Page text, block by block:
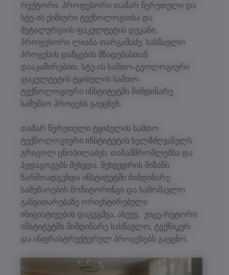
რექტორი, პროფესორი თამარ წერეთელი და
სტუ-ის ქიმიური ტექნოლოგიისა და
მეტალურგიის ფაკულტეტის დეკანი,
პროფესორი ლიანა თარგამაძე, სასწავლო
პროცესის დაწყების მზადებასთან
დააკაშირებით, სტუ-ის სამთო-გეოლოგიური
ფაკულტეტის ტყიბულის სამთო-
ტექნოლოგიური ინსტიტუტში მიმდინარე
სამუშაო პროცესს გაეცნენ.
თამარ წერეთელი ტყიბულის სამთო-
ტექნოლოგიური ინსტიტუტის ხელმძღვანელს
გრიგოლ ცნობილაძეს, თანამშრომლებსა და
პედაგოგებს შეხვდა. შეხვედრის მიზანს
წარმოადგენდა ინსტიტუტში მიმდინარე
სამუშაოების მონიტორინგი და სამომავლო
განვითარებაზე ორიენტირებული
ინიციატივების დაგეგმვა, ასევე, ვიცე-რეტორი
ინსტიტუტში მიმდინარე სასწავლო, ტექნიკურ
და ინფრასტრუქტურულ პროცესებს გაეცნო.